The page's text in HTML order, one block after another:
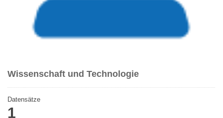
Wissenschaft und Technologie
Datensätze
1